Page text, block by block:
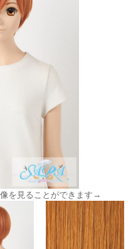
を見ることができます→